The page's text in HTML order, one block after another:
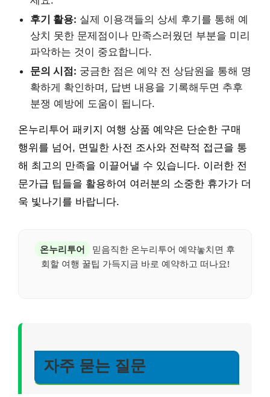
후기 활용: 실제 이용객들의 상세 후기를 통해 예
상치 못한 문제점이나 만족스러웠던 부분을 미리
파악하는 것이 중요합니다.
문의 시점: 궁금한 점은 예약 전 상담원을 통해 명
확하게 확인하며, 답변 내용을 기록해두면 추후
분쟁 예방에 도움이 됩니다.
온누리투어 패키지 여행 상품 예약은 단순한 구매
행위를 넘어, 면밀한 사전 조사와 전략적 접근을 통
해 최고의 만족을 이끌어낼 수 있습니다. 이러한 전
문가급 팁들을 활용하여 여러분의 소중한 휴가가 더
욱 빛나기를 바랍니다.
온누리투어
믿음직한 온누리투어 예약놓치면 후
회할 여행 꿀팁 가득지금 바로 예약하고 떠나요!
자주 묻는 질문